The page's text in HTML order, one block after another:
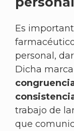
Es
personal,
Dicha
trabajo de
que